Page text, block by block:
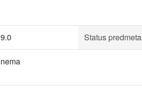
9.0 Status predmeta
nema